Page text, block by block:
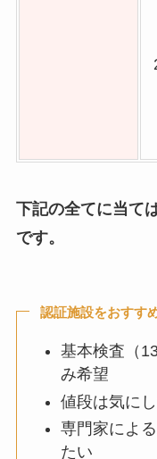
下記の全てに当て
です。
認証施設をおすす
基本検査（
み希望
値段は気に
専門家によ
たい